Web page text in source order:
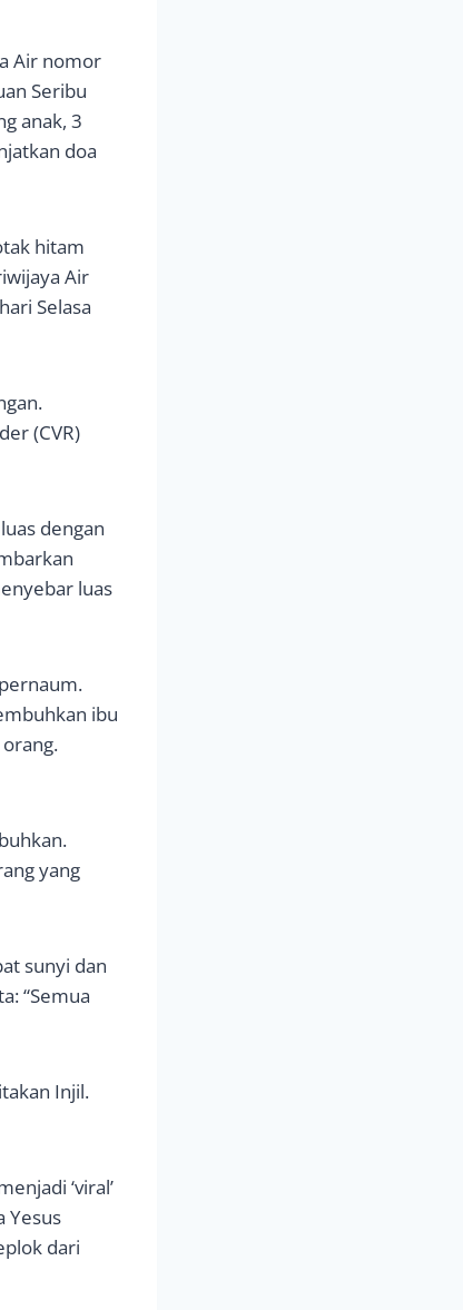
Air nomor
Seribu
anak, 3
doa
hitam
Air
Selasa
(CVR)
dengan
luas
ibu
yang
sunyi dan
“Semua
Injil.
‘viral’
Yesus
dari